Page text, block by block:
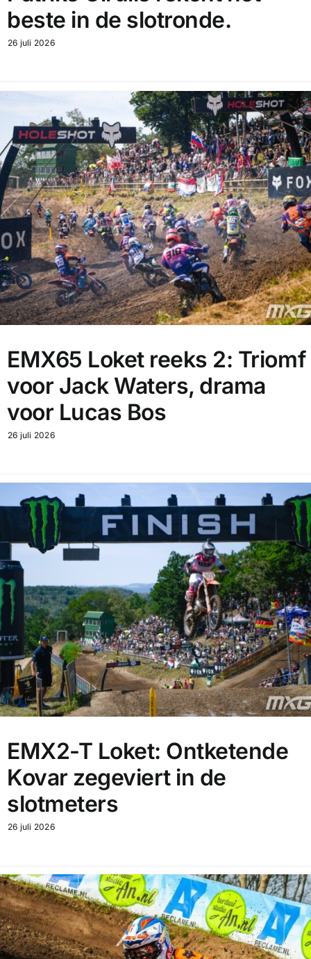
beste in de slotronde.
26 juli 2026
EMX65 Loket reeks 2: Triomf
voor Jack Waters, drama
voor Lucas Bos
26 juli 2026
EMX2-T Loket: Ontketende
Kovar zegeviert in de
slotmeters
26 juli 2026